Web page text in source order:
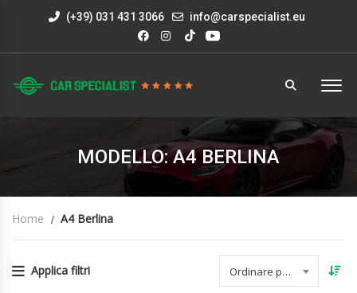
(+39) 031 431 3066 info@carspecialist.eu
MODELLO: A4 BERLINA
Home A4 Berlina
Applica filtri Ordinare per data